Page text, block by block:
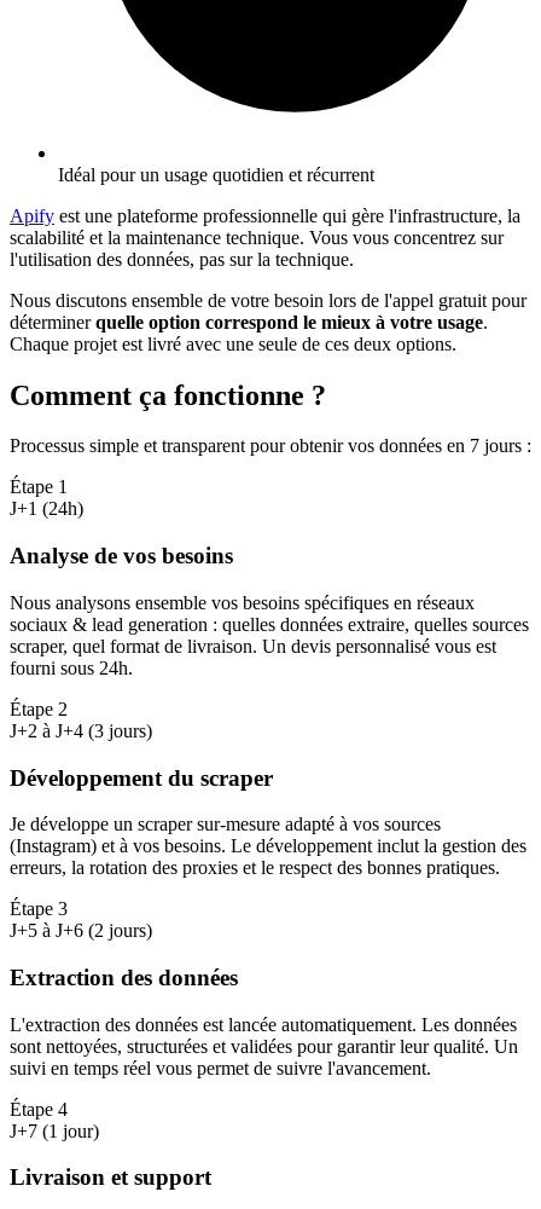
Idéal pour un usage quotidien et récurrent
Apify est une plateforme professionnelle qui gère l'infrastructure, la
scalabilité et la maintenance technique. Vous vous concentrez sur
l'utilisation des données, pas sur la technique.
Nous discutons ensemble de votre besoin lors de l'appel gratuit pour
déterminerquelle option correspond le mieux à votre usage.
Chaque projet est livré avec une seule de ces deux options.
Comment ça fonctionne ?
Processus simple et transparent pour obtenir vos données en 7 jours :
Étape 1
J+1 (24h)
Analyse de vos besoins
Nous analysons ensemble vos besoins spécifiques en réseaux
sociaux & lead generation : quelles données extraire, quelles sources
scraper, quel format de livraison. Un devis personnalisé vous est
fourni sous 24h.
Étape 2
J+2 à J+4 (3 jours)
Développement du scraper
Je développe un scraper sur-mesure adapté à vos sources
(Instagram) et à vos besoins. Le développement inclut la gestion des
erreurs, la rotation des proxies et le respect des bonnes pratiques.
Étape 3
J+5 à J+6 (2 jours)
Extraction des données
L'extraction des données est lancée automatiquement. Les données
sont nettoyées, structurées et validées pour garantir leur qualité. Un
suivi en temps réel vous permet de suivre l'avancement.
Étape 4
J+7 (1 jour)
Livraison et support